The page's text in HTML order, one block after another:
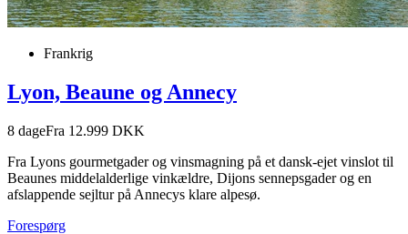
Frankrig
Lyon, Beaune og Annecy
8 dageFra 12.999 DKK
Fra Lyons gourmetgader og vinsmagning på et dansk-ejet vinslot til
Beaunes middelalderlige vinkældre, Dijons sennepsgader og en
afslappende sejltur på Annecys klare alpesø.
Forespørg